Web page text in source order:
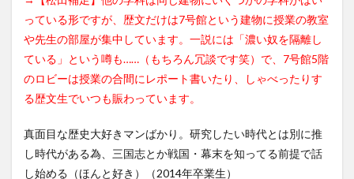
っている形ですが、歴文だけは7号館という建物に授業の教室
や先生の部屋が集中しています。一説には「濃い奴を隔離し
ている」という噂も……（もちろん冗談です笑）で、7号館5階
のロビーは授業の合間にレポート書いたり、しゃべったりす
る歴文生でいつも賑わっています。
真面目な歴史大好きマンばかり。研究したい時代とは別に推
し時代がある為、三国志とか戦国・幕末を知ってる前提で話
し始める（ほんと好き）（2014年卒業生）